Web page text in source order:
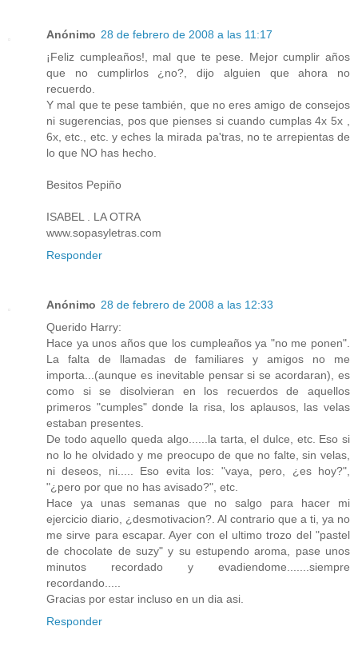
Anónimo 28 de febrero de 2008 a las 11:17
¡Feliz cumpleaños!, mal que te pese. Mejor cumplir años
que no cumplirlos ¿no?, dijo alguien que ahora no
recuerdo.
Y mal que te pese también, que no eres amigo de consejos
ni sugerencias, pos que pienses si cuando cumplas 4x 5x ,
6x, etc., etc. y eches la mirada pa'tras, no te arrepientas de
lo que NO has hecho.
Besitos Pepiño
ISABEL . LA OTRA
www.sopasyletras.com
Responder
Anónimo 28 de febrero de 2008 a las 12:33
Querido Harry:
Hace ya unos años que los cumpleaños ya "no me ponen".
La falta de llamadas de familiares y amigos no me
importa...(aunque es inevitable pensar si se acordaran), es
como si se disolvieran en los recuerdos de aquellos
primeros "cumples" donde la risa, los aplausos, las velas
estaban presentes.
De todo aquello queda algo......la tarta, el dulce, etc. Eso si
no lo he olvidado y me preocupo de que no falte, sin velas,
ni deseos, ni..... Eso evita los: "vaya, pero, ¿es hoy?",
"¿pero por que no has avisado?", etc.
Hace ya unas semanas que no salgo para hacer mi
ejercicio diario, ¿desmotivacion?. Al contrario que a ti, ya no
me sirve para escapar. Ayer con el ultimo trozo del "pastel
de chocolate de suzy" y su estupendo aroma, pase unos
minutos recordado y evadiendome.......siempre
recordando.....
Gracias por estar incluso en un dia asi.
Responder